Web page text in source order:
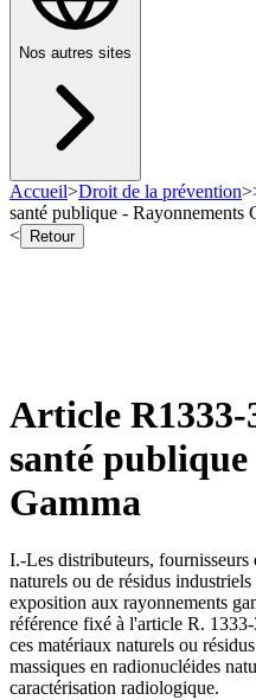
Nos autres sites
Accueil>Droit de la prévention>
santé publique - Rayonnements
<
Retour
Article R1333-
santé
Gamma
I.-Les distributeurs, fournisseurs
naturels ou de résidus
exposition aux rayonnements
référence fixé à l'article R.
ces matériaux naturels ou
massiques en radionucléides
caractérisation radiologique.